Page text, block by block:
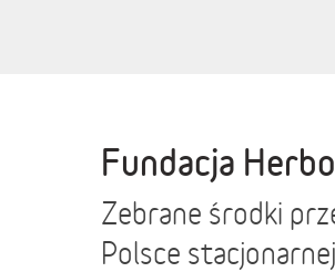
Fundacja
Zebrane środki
Polsce